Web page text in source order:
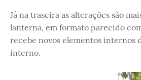
Já na traseira as alterações são
lanterna, em formato parecido
recebe novos elementos internos
interno.